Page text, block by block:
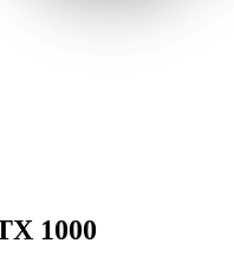
1000